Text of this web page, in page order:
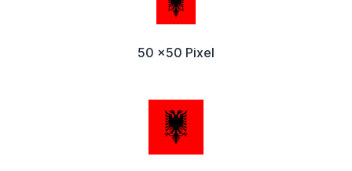
50 x50 Pixel